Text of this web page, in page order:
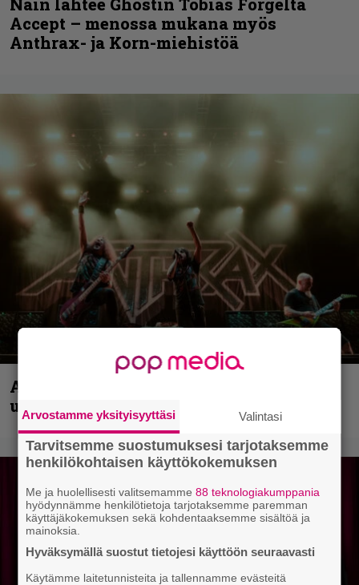
Näin lähtee Ghostin Tobias Forgelta
Accept – menossa mukana myös
Anthrax- ja Korn-miehistöä
Anthrax vie katsojat keikkatunnelmiin
uudella videollaan
Arvostamme yksityisyyttäsi Valintasi
Tarvitsemme suostumuksesi tarjotaksemme
henkilökohtaisen käyttökokemuksen
Me ja huolellisesti valitsemamme88 teknologiakumppania
hyödynnämme henkilötietoja tarjotaksemme paremman
käyttäjäkokemuksen sekä kohdentaaksemme sisältöä ja
mainoksia.
Hyväksymällä suostut tietojesi käyttöön seuraavasti
Käytämme laitetunnisteita ja tallennamme evästeitä